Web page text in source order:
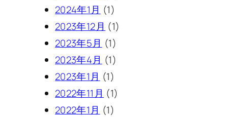
2024年1月 (1)
2023年12月 (1)
2023年5月 (1)
2023年4月 (1)
2023年1月 (1)
2022年11月 (1)
2022年1月 (1)